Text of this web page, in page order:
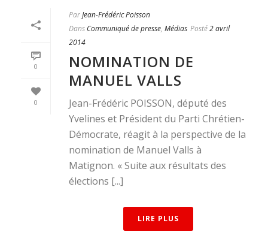
0
0
ParJean-Frédéric Poisson
Dans Communiqué de presse, Médias Posté2 avril
2014
NOMINATION DE
MANUEL VALLS
Jean-Frédéric POISSON, député des
Yvelines et Président du Parti Chrétien-
Démocrate, réagit à la perspective de la
nomination de Manuel Valls à
Matignon. « Suite aux résultats des
élections [...]
LIRE PLUS